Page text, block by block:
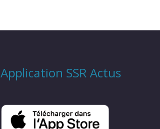
Application SSR Actus